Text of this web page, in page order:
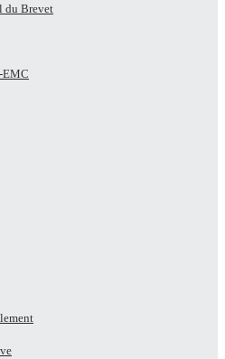
du Brevet
EMC